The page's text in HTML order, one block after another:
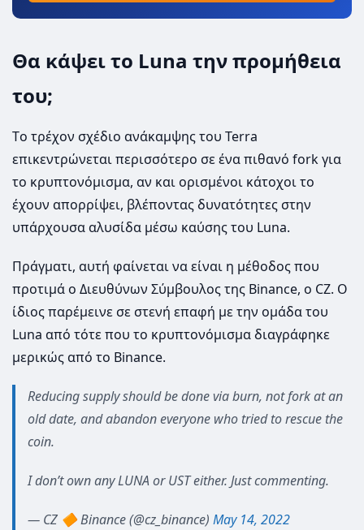
Θα κάψει το Luna την προμήθεια
του;
Tο τρέχον σχέδιο ανάκαμψης του Terra
επικεντρώνεται περισσότερο σε ένα πιθανό fork για
το κρυπτονόμισμα, αν και ορισμένοι κάτοχοι το
έχουν απορρίψει, βλέποντας δυνατότητες στην
υπάρχουσα αλυσίδα μέσω καύσης του Luna.
Πράγματι, αυτή φαίνεται να είναι η μέθοδος που
προτιμά ο Διευθύνων Σύμβουλος της Binance, o CZ. Ο
ίδιος παρέμεινε σε στενή επαφή με την ομάδα του
Luna από τότε που το κρυπτονόμισμα διαγράφηκε
μερικώς από το Binance.
Reducing supply should be done via burn, not fork at an
old date, and abandon everyone who tried to rescue the
coin.
I don’t own any LUNA or UST either. Just commenting.
— CZ 🔶 Binance (@cz_binance) May 14, 2022